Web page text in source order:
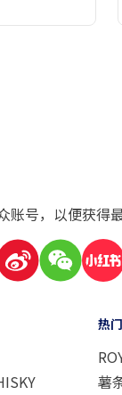
账号，以便获得
热
薯